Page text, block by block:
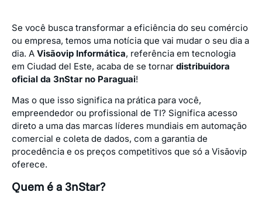
Se você busca transformar a eficiência do seu comércio
ou empresa, temos uma notícia que vai mudar o seu dia a
dia. A Visãovip Informática, referência em tecnologia
em Ciudad del Este, acaba de se tornar distribuidora
oficial da 3nStar no Paraguai!
Mas o que isso significa na prática para você,
empreendedor ou profissional de TI? Significa acesso
direto a uma das marcas líderes mundiais em automação
comercial e coleta de dados, com a garantia de
procedência e os preços competitivos que só a Visãovip
oferece.
Quem é a 3nStar?